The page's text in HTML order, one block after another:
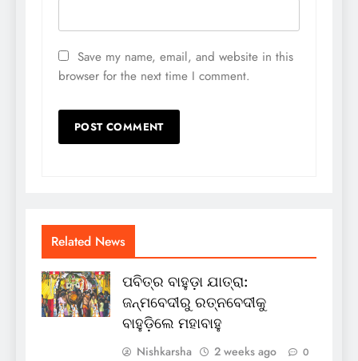
Save my name, email, and website in this
browser for the next time I comment.
Related News
ପବିତ୍ର ବାହୁଡ଼ା ଯାତ୍ରା:
ଜନ୍ମବେଦୀରୁ ରତ୍ନବେଦୀକୁ
ବାହୁଡ଼ିଲେ ମହାବାହୁ
Nishkarsha 2 weeks ago 0